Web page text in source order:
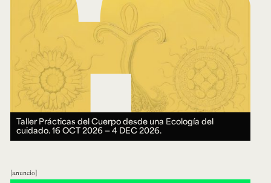
Taller Prácticas del Cuerpo desde una Ecología del
cuidado.16 OCT 2026 ― 4 DEC 2026.
anuncio